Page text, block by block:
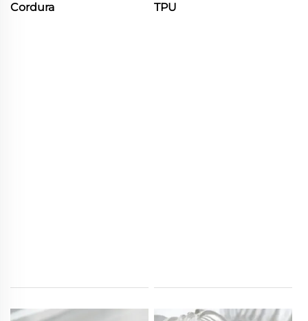
Cordura TPU